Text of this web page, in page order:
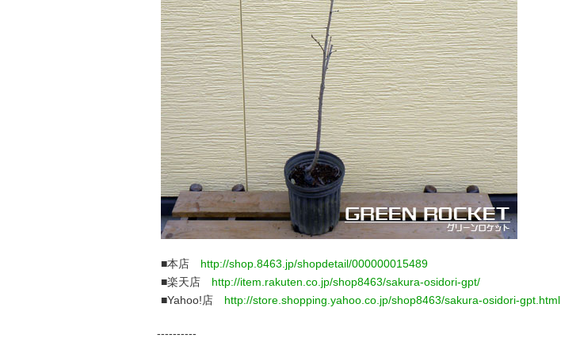
■本店 http://shop.8463.jp/shopdetail/000000015489
■楽天店 http://item.rakuten.co.jp/shop8463/sakura-osidori-gpt/
■Yahoo!店 http://store.shopping.yahoo.co.jp/shop8463/sakura-osidori-gpt.html
----------